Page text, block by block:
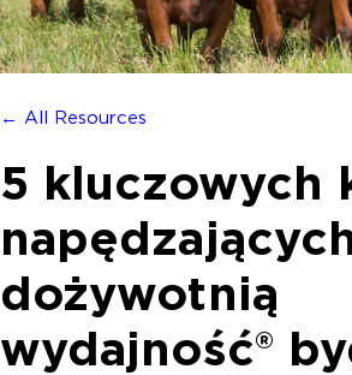
← All Resources
5 kluczowych
dożywotnią
wydajność®